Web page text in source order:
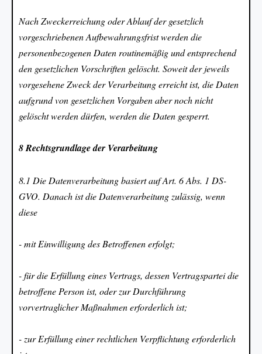
Nach Zweckerreichung oder Ablauf der gesetzlich
vorgeschriebenen Aufbewahrungsfrist werden die
personenbezogenen Daten routinemäßig und entsprechend
den gesetzlichen Vorschriften gelöscht. Soweit der jeweils
vorgesehene Zweck der Verarbeitung erreicht ist, die Daten
aufgrund von gesetzlichen Vorgaben aber noch nicht
gelöscht werden dürfen, werden die Daten gesperrt.
8 Rechtsgrundlage der Verarbeitung
8.1 Die Datenverarbeitung basiert auf Art. 6 Abs. 1 DS-
GVO. Danach ist die Datenverarbeitung zulässig, wenn
diese
- mit Einwilligung des Betroffenen erfolgt;
- für die Erfüllung eines Vertrags, dessen Vertragspartei die
betroffene Person ist, oder zur Durchführung
vorvertraglicher Maßnahmen erforderlich ist;
- zur Erfüllung einer rechtlichen Verpflichtung erforderlich